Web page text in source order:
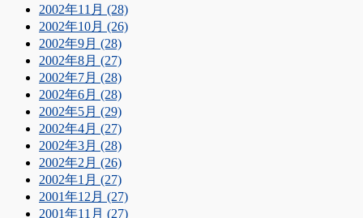
2002年11月 (28)
2002年10月 (26)
2002年9月 (28)
2002年8月 (27)
2002年7月 (28)
2002年6月 (28)
2002年5月 (29)
2002年4月 (27)
2002年3月 (28)
2002年2月 (26)
2002年1月 (27)
2001年12月 (27)
2001年11月 (27)